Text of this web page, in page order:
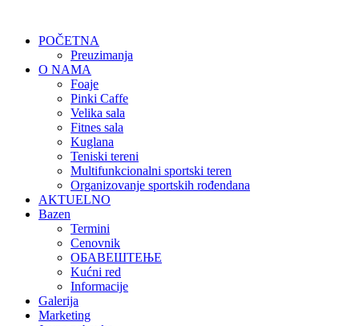
POČETNA
Preuzimanja
O NAMA
Foaje
Pinki Caffe
Velika sala
Fitnes sala
Kuglana
Teniski tereni
Multifunkcionalni sportski teren
Organizovanje sportskih rođendana
AKTUELNO
Bazen
Termini
Cenovnik
ОБАВЕШТЕЊЕ
Kućni red
Informacije
Galerija
Marketing